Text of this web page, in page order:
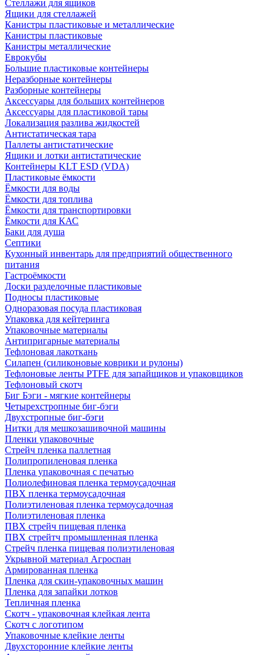
Стеллажи для ящиков
Ящики для стеллажей
Канистры пластиковые и металлические
Канистры пластиковые
Канистры металлические
Еврокубы
Большие пластиковые контейнеры
Неразборные контейнеры
Разборные контейнеры
Аксессуары для больших контейнеров
Аксессуары для пластиковой тары
Локализация разлива жидкостей
Антистатическая тара
Паллеты антистатические
Ящики и лотки антистатические
Контейнеры KLT ESD (VDA)
Пластиковые ёмкости
Ёмкости для воды
Ёмкости для топлива
Ёмкости для транспортировки
Ёмкости для КАС
Баки для душа
Септики
Кухонный инвентарь для предприятий общественного
питания
Гастроёмкости
Доски разделочные пластиковые
Подносы пластиковые
Одноразовая посуда пластиковая
Упаковка для кейтеринга
Упаковочные материалы
Антипригарные материалы
Тефлоновая лакоткань
Силапен (силиконовые коврики и рулоны)
Тефлоновые ленты PTFE для запайщиков и упаковщиков
Тефлоновый скотч
Биг Бэги - мягкие контейнеры
Четырехстропные биг-бэги
Двухстропные биг-бэги
Нитки для мешкозашивочной машины
Пленки упаковочные
Стрейч пленка паллетная
Полипропиленовая пленка
Пленка упаковочная с печатью
Полиолефиновая пленка термоусадочная
ПВХ пленка термоусадочная
Полиэтиленовая пленка термоусадочная
Полиэтиленовая пленка
ПВХ стрейч пищевая пленка
ПВХ стрейтч промышленная пленка
Стрейч пленка пищевая полиэтиленовая
Укрывной материал Агроспан
Армированная пленка
Пленка для скин-упаковочных машин
Пленка для запайки лотков
Тепличная пленка
Скотч - упаковочная клейкая лента
Скотч с логотипом
Упаковочные клейкие ленты
Двухсторонние клейкие ленты